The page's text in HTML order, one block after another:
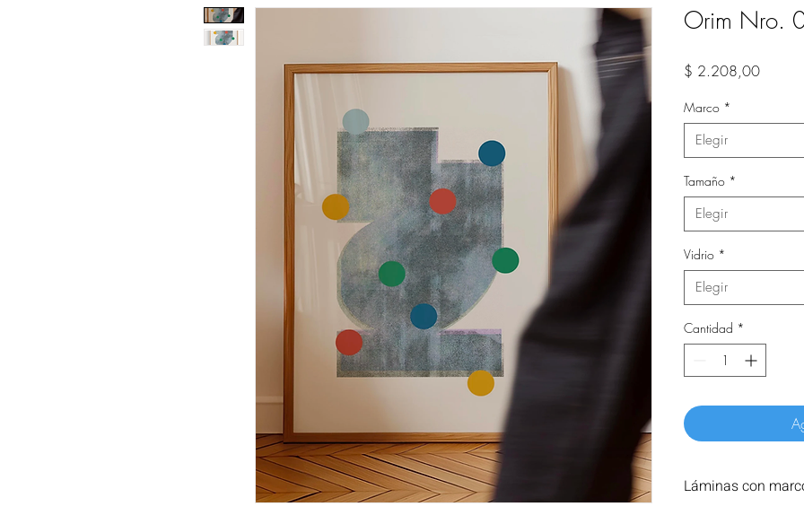
Orim Nro.
$ 2.208,00Precio
Marco *
Elegir
Tamaño *
Elegir
Vidrio *
Elegir
Cantidad *
Láminas con